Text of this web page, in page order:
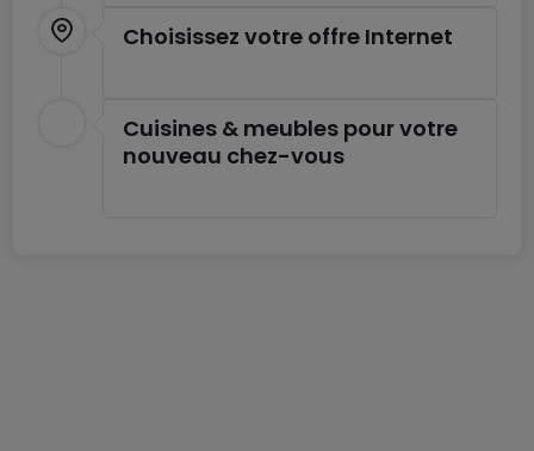
Choisissez votre offre Internet
Cuisines & meubles pour votre
nouveau chez-vous